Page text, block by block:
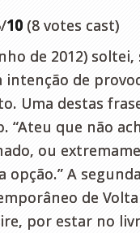
10 (8 votes cast)
de 2012) soltei,
intenção de
Uma destas
“Ateu que não
ou
A
de
por estar no